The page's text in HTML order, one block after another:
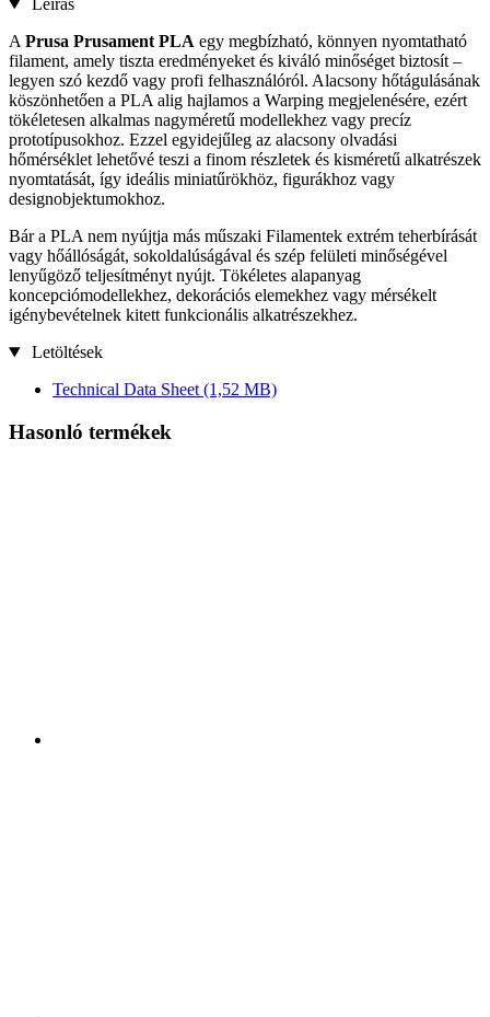
Leírás
A Prusa Prusament PLA egy megbízható, könnyen nyomtatható
filament, amely tiszta eredményeket és kiváló minőséget biztosít –
legyen szó kezdő vagy profi felhasználóról. Alacsony hőtágulásának
köszönhetően a PLA alig hajlamos a Warping megjelenésére, ezért
tökéletesen alkalmas nagyméretű modellekhez vagy precíz
prototípusokhoz. Ezzel egyidejűleg az alacsony olvadási
hőmérséklet lehetővé teszi a finom részletek és kisméretű alkatrészek
nyomtatását, így ideális miniatűrökhöz, figurákhoz vagy
designobjektumokhoz.
Bár a PLA nem nyújtja más műszaki Filamentek extrém teherbírását
vagy hőállóságát, sokoldalúságával és szép felületi minőségével
lenyűgöző teljesítményt nyújt. Tökéletes alapanyag
koncepciómodellekhez, dekorációs elemekhez vagy mérsékelt
igénybevételnek kitett funkcionális alkatrészekhez.
Letöltések
Technical Data Sheet (1,52 MB)
Hasonló termékek